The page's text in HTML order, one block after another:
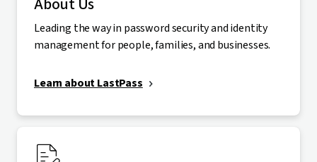
Leading the way in password security and identity
management for people, families, and businesses.
Learn about LastPass